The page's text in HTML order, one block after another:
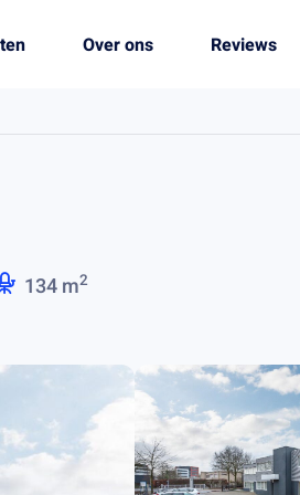
Over ons Reviews
134 m2